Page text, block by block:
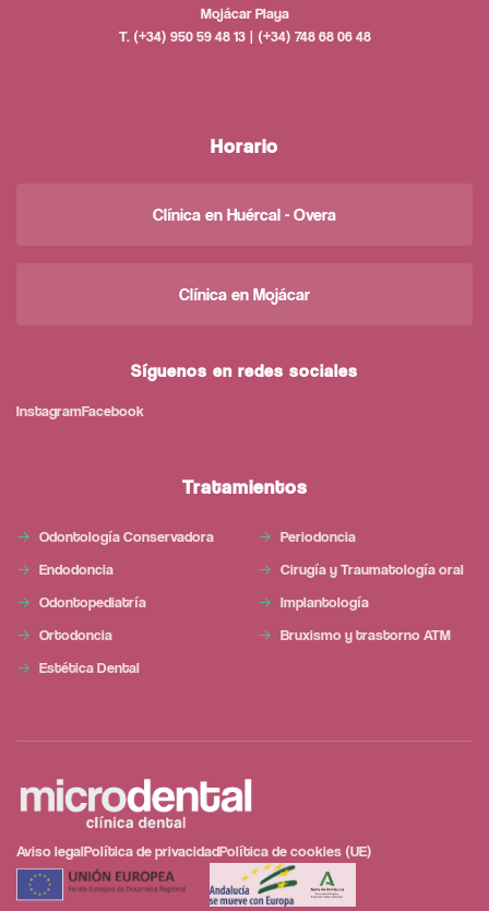
Mojácar Playa
T. (+34) 950 59 48 13 | (+34) 748 68 06 48
Horario
Clínica en Huércal - Overa
Clínica en Mojácar
Síguenos en redes sociales
InstagramFacebook
Tratamientos
Odontología Conservadora
Endodoncia
Odontopediatría
Ortodoncia
Estética Dental
Periodoncia
Cirugía y Traumatología oral
Implantología
Bruxismo y trastorno ATM
Aviso legalPolítica de privacidadPolítica de cookies (UE)